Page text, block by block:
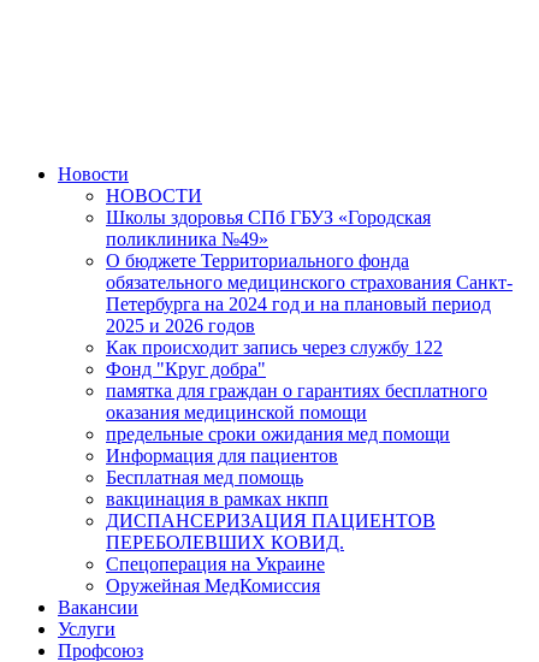
Новости
НОВОСТИ
Школы здоровья СПб ГБУЗ «Городская
поликлиника №49»
О бюджете Территориального фонда
обязательного медицинского страхования Санкт-
Петербурга на 2024 год и на плановый период
2025 и 2026 годов
Как происходит запись через службу 122
Фонд "Круг добра"
памятка для граждан о гарантиях бесплатного
оказания медицинской помощи
предельные сроки ожидания мед помощи
Информация для пациентов
Бесплатная мед помощь
вакцинация в рамках нкпп
ДИСПАНСЕРИЗАЦИЯ ПАЦИЕНТОВ
ПЕРЕБОЛЕВШИХ КОВИД.
Спецоперация на Украине
Оружейная МедКомиссия
Вакансии
Услуги
Профсоюз